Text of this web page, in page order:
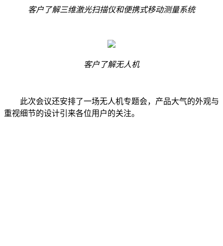
客户了解三维激光扫描仪和便携式移动测量系统
客户了解无人机
此次会议还安排了一场无人机专题会，产品大气的外观与
重视细节的设计引来各位用户的关注。